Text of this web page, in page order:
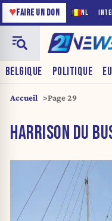
NL
♥FAIRE UN DON
BELGIQUE POLITIQUE
Accueil Page 29
HARRISON DU